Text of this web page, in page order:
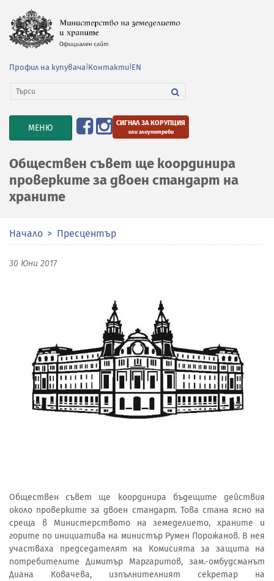
Профил на купувача Контакти EN
TOGGLE
NAVIGATION
МЕНЮ СИГНАЛ ЗА КОРУПЦИЯ
или злоупотреби
Обществен съвет ще координира
проверките за двоен стандарт на
храните
Начало Пресцентър
30 Юни 2017
Обществен съвет ще координира бъдещите действия
около проверките за двоен стандарт. Това стана ясно на
среща в Министерството на земеделието, храните и
горите по инициатива на министър Румен Порожанов. В нея
участваха председателят на Комисията за защита на
потребителите Димитър Маргаритов, зам.-омбудсманът
Диана Ковачева, изпълнителният секретар на